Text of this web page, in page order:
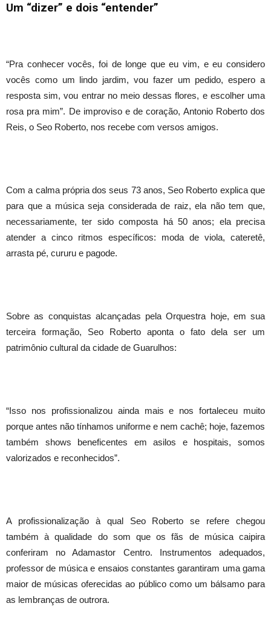
Um “dizer” e dois “entender”
“Pra conhecer vocês, foi de longe que eu vim, e eu considero
vocês como um lindo jardim, vou fazer um pedido, espero a
resposta sim, vou entrar no meio dessas flores, e escolher uma
rosa pra mim”. De improviso e de coração, Antonio Roberto dos
Reis, o Seo Roberto, nos recebe com versos amigos.
Com a calma própria dos seus 73 anos, Seo Roberto explica que
para que a música seja considerada de raiz, ela não tem que,
necessariamente, ter sido composta há 50 anos; ela precisa
atender a cinco ritmos específicos: moda de viola, cateretê,
arrasta pé, cururu e pagode.
Sobre as conquistas alcançadas pela Orquestra hoje, em sua
terceira formação, Seo Roberto aponta o fato dela ser um
patrimônio cultural da cidade de Guarulhos:
“Isso nos profissionalizou ainda mais e nos fortaleceu muito
porque antes não tínhamos uniforme e nem cachê; hoje, fazemos
também shows beneficentes em asilos e hospitais, somos
valorizados e reconhecidos”.
A profissionalização à qual Seo Roberto se refere chegou
também à qualidade do som que os fãs de música caipira
conferiram no Adamastor Centro. Instrumentos adequados,
professor de música e ensaios constantes garantiram uma gama
maior de músicas oferecidas ao público como um bálsamo para
as lembranças de outrora.